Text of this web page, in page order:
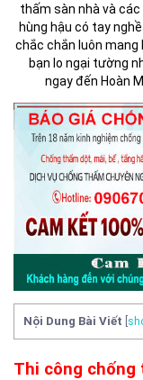
thấm sàn nhà và
hùng hậu có tay
chắc chắn luôn mang
bạn lo ngại tường
ngay đến Hoàn
Nội Dung Bài Viết
Thi công chống